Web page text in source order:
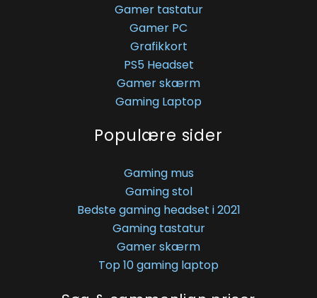
Gamer tastatur
Gamer PC
Grafikkort
PS5 Headset
Gamer skærm
Gaming Laptop
Populære sider
Gaming mus
Gaming stol
Bedste gaming headset i 2021
Gaming tastatur
Gamer skærm
Top 10 gaming laptop